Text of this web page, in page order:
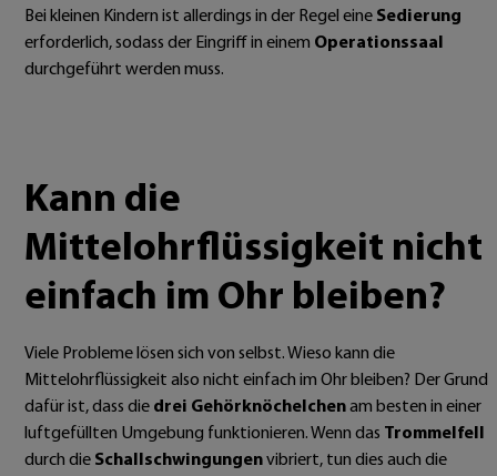
Bei kleinen Kindern ist allerdings in der Regel eine Sedierung
erforderlich, sodass der Eingriff in einem Operationssaal
durchgeführt werden muss.
Kann die
Mittelohrflüssigkeit nicht
einfach im Ohr bleiben?
Viele Probleme lösen sich von selbst. Wieso kann die
Mittelohrflüssigkeit also nicht einfach im Ohr bleiben? Der Grund
dafür ist, dass die drei Gehörknöchelchenam besten in einer
luftgefüllten Umgebung funktionieren. Wenn das Trommelfell
durch die Schallschwingungenvibriert, tun dies auch die